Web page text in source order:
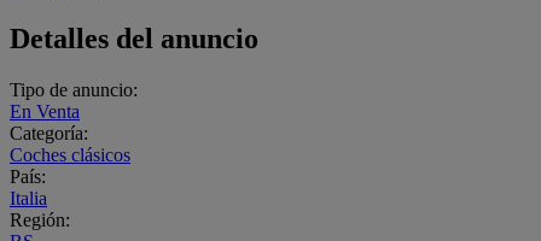
Detalles del anuncio
Tipo de anuncio:
En Venta
Categoría:
Coches clásicos
País:
Italia
Región: